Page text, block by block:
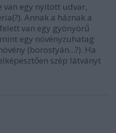
van egy nyitott udvar,
Annak a háznak a
van egy gyönyörű
egy növényzuhatag
(borostyán...?). Ha
szép látványt